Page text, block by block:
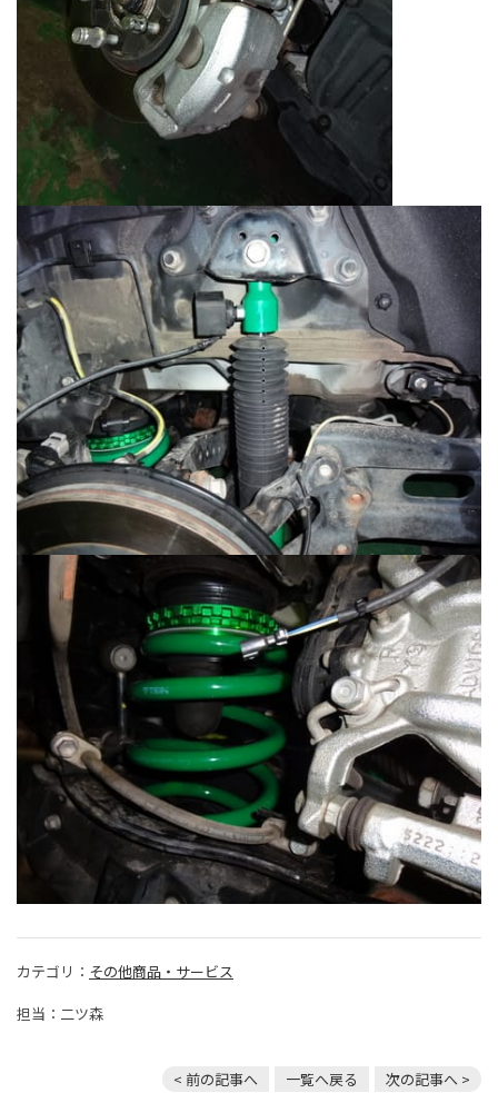
カテゴリ： その他商品・サービス
担当：二ツ森
< 前の記事へ 一覧へ戻る 次の記事へ >